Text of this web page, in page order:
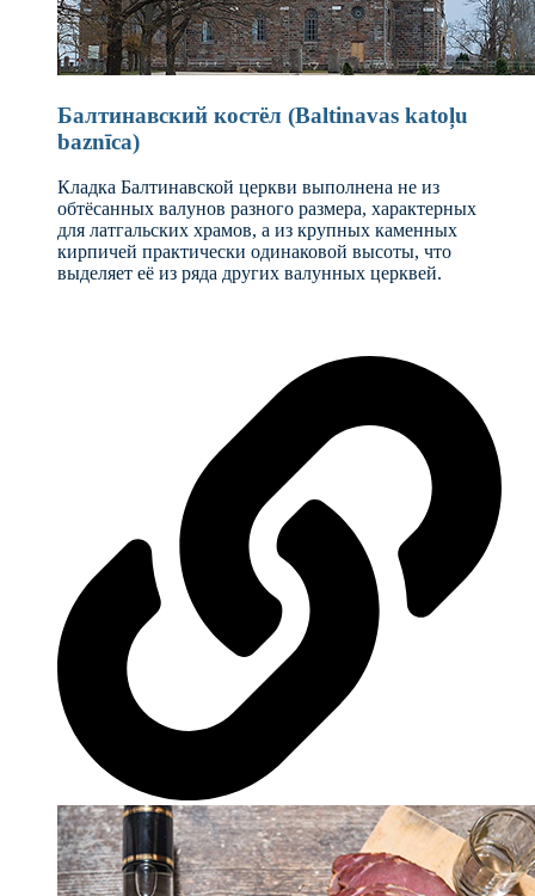
Балтинавский костёл (Baltinavas katoļu
baznīca)
Кладка Балтинавской церкви выполнена не из
обтёсанных валунов разного размера, характерных
для латгальских храмов, а из крупных каменных
кирпичей практически одинаковой высоты, что
выделяет её из ряда других валунных церквей.